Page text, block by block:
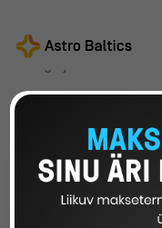
juurutamise